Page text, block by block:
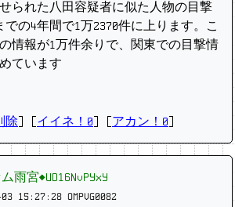
られた八田容疑者に似た人物の目撃
での4年間で1万2370件に上ります。こ
情報が1万件余りで、関東での目撃情
ています
除 イイネ！0 アカン！0
雨宮◆UD16NvPYxY
03 15:27:28 OMPVG0082